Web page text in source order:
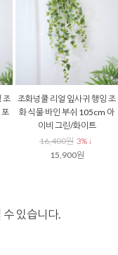
조
조화넝쿨 리얼 잎사귀 행잉 조
화 식물 바인 부쉬 105cm 아
이비 그린/화이트
16,400원 3% ↓
15,900원
있습니다.